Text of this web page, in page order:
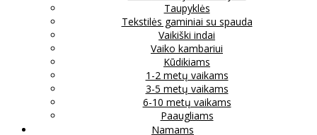
Taupyklės
Tekstilės gaminiai su spauda
Vaikiški indai
Vaiko kambariui
Kūdikiams
1-2 metų vaikams
3-5 metų vaikams
6-10 metų vaikams
Paaugliams
Namams